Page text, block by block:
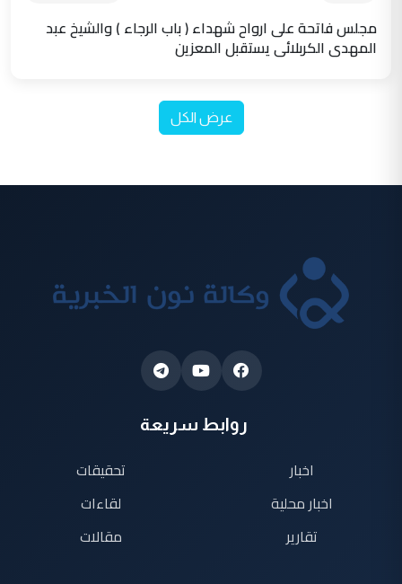
مجلس فاتحة على ارواح شهداء ( باب الرجاء ) والشيخ عبد
المهدي الكربلائي يستقبل المعزين
عرض الكل
روابط سريعة
اخبار
اخبار محلية
تقارير
تحقيقات
لقاءات
مقالات